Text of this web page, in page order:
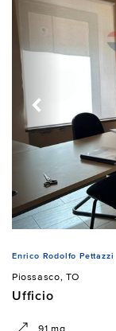
Enrico Rodolfo Pettazzi
Piossasco, TO
Ufficio